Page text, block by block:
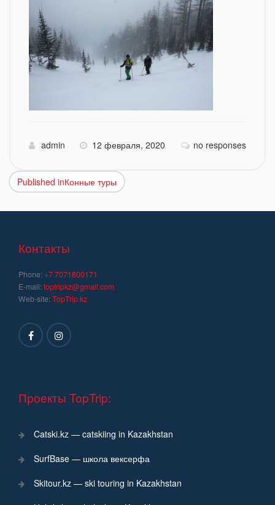
admin 12 февраля, 2020 no responses
Навигация
по
Published inКонные туры
Контакты
Phone:+7 7071800171
E-mail:toptripkz@gmail.com
Web-site:TopTrip.kz
Проекты TopTrip:
Catski.kz — catskiing in Kazakhstan
SurfBase — школа вексерфа
Skitour.kz — ski touring in Kazakhstan